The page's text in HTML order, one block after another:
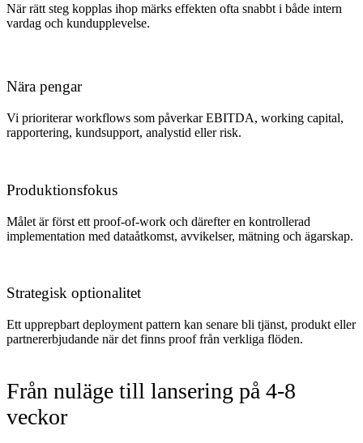
När rätt steg kopplas ihop märks effekten ofta snabbt i både intern
vardag och kundupplevelse.
Nära pengar
Vi prioriterar workflows som påverkar EBITDA, working capital,
rapportering, kundsupport, analystid eller risk.
Produktionsfokus
Målet är först ett proof-of-work och därefter en kontrollerad
implementation med dataåtkomst, avvikelser, mätning och ägarskap.
Strategisk optionalitet
Ett upprepbart deployment pattern kan senare bli tjänst, produkt eller
partnererbjudande när det finns proof från verkliga flöden.
Från nuläge till lansering på 4-8
veckor